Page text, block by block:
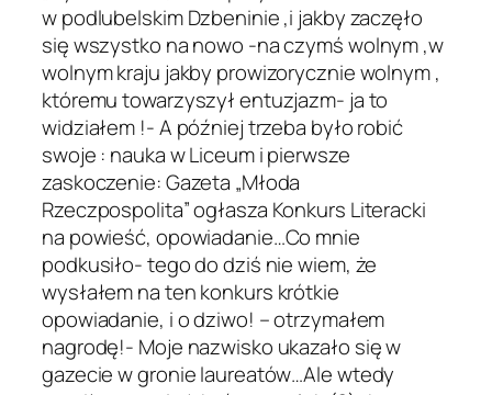
w podlubelskim Dzbeninie ,i jakby zaczęło
się wszystko na nowo -na czymś wolnym ,w
wolnym kraju jakby prowizorycznie wolnym ,
któremu towarzyszył entuzjazm- ja to
widziałem !- A później trzeba było robić
swoje : nauka w Liceum i pierwsze
zaskoczenie: Gazeta „Młoda
Rzeczpospolita” ogłasza Konkurs Literacki
na powieść, opowiadanie…Co mnie
podkusiło- tego do dziś nie wiem, że
wysłałem na ten konkurs krótkie
opowiadanie, i o dziwo! – otrzymałem
nagrodę!- Moje nazwisko ukazało się w
gazecie w gronie laureatów…Ale wtedy